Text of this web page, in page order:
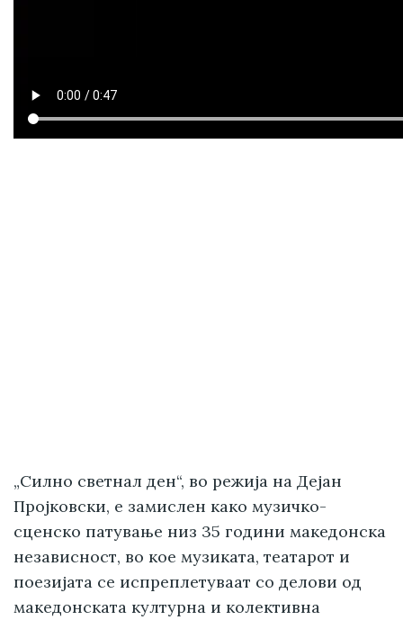
„Силно светнал ден“, во режија на Дејан
Пројковски, е замислен како музичко-
сценско патување низ 35 години македонска
независност, во кое музиката, театарот и
поезијата се испреплетуваат со делови од
македонската културна и колективна